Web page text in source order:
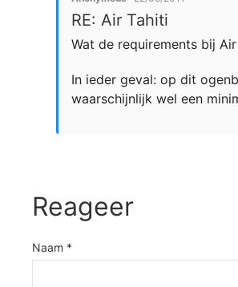
RE: Air Tahiti
Wat de requirements bij
In ieder geval: op dit
waarschijnlijk wel een
Reageer
Naam *